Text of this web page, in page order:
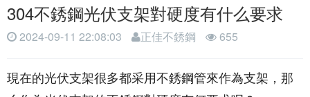
n
304不銹鋼光伏支架對硬度有什么要求
2024-09-11 22:08:03 正佳不銹鋼 655
現在的光伏支架很多都采用不銹鋼管來作為支架，那